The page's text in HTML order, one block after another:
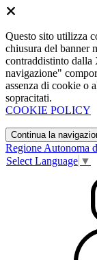
Questo sito utilizza
chiusura del banner
contraddistinto dalla
navigazione"
assenza di cookie o
sopracitati.
COOKIE POLICY
Continua la
Regione Autonoma
Select Language ▼